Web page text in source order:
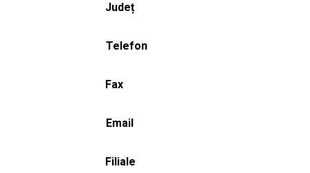
Județ
Telefon
Fax
Email
Filiale